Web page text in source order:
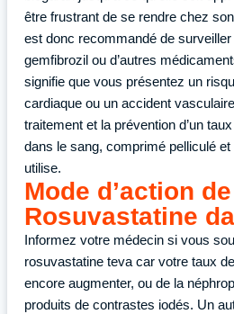
être frustrant de se rendre chez
est donc recommandé de
gemfibrozil ou d’autres
signifie que vous présentez un
cardiaque ou un accident
traitement et la prévention d’un
dans le sang, comprimé pelliculé
utilise.
Mode d’action de
Rosuvastatine
Informez votre médecin si vous
rosuvastatine teva car votre taux
encore augmenter, ou de la
produits de contrastes iodés. Un